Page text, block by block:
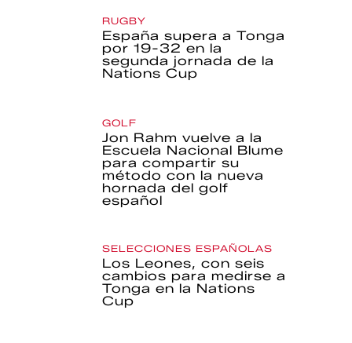
RUGBY
España supera a Tonga
por 19-32 en la
segunda jornada de la
Nations Cup
GOLF
Jon Rahm vuelve a la
Escuela Nacional Blume
para compartir su
método con la nueva
hornada del golf
español
SELECCIONES ESPAÑOLAS
Los Leones, con seis
cambios para medirse a
Tonga en la Nations
Cup